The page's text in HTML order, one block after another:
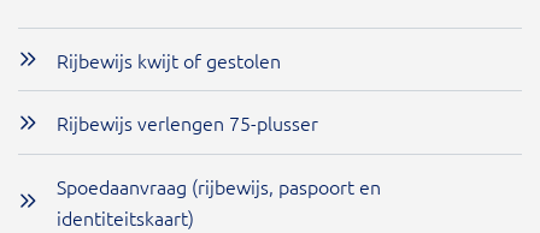
Rijbewijs kwijt of gestolen
Rijbewijs verlengen 75-plusser
Spoedaanvraag (rijbewijs, paspoort en
identiteitskaart)